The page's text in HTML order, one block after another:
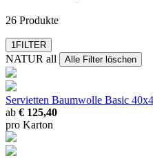
mehr anzeigen
26 Produkte
1FILTER
NATUR all Alle Filter löschen
Servietten Baumwolle Basic
ab € 125,40
pro Karton